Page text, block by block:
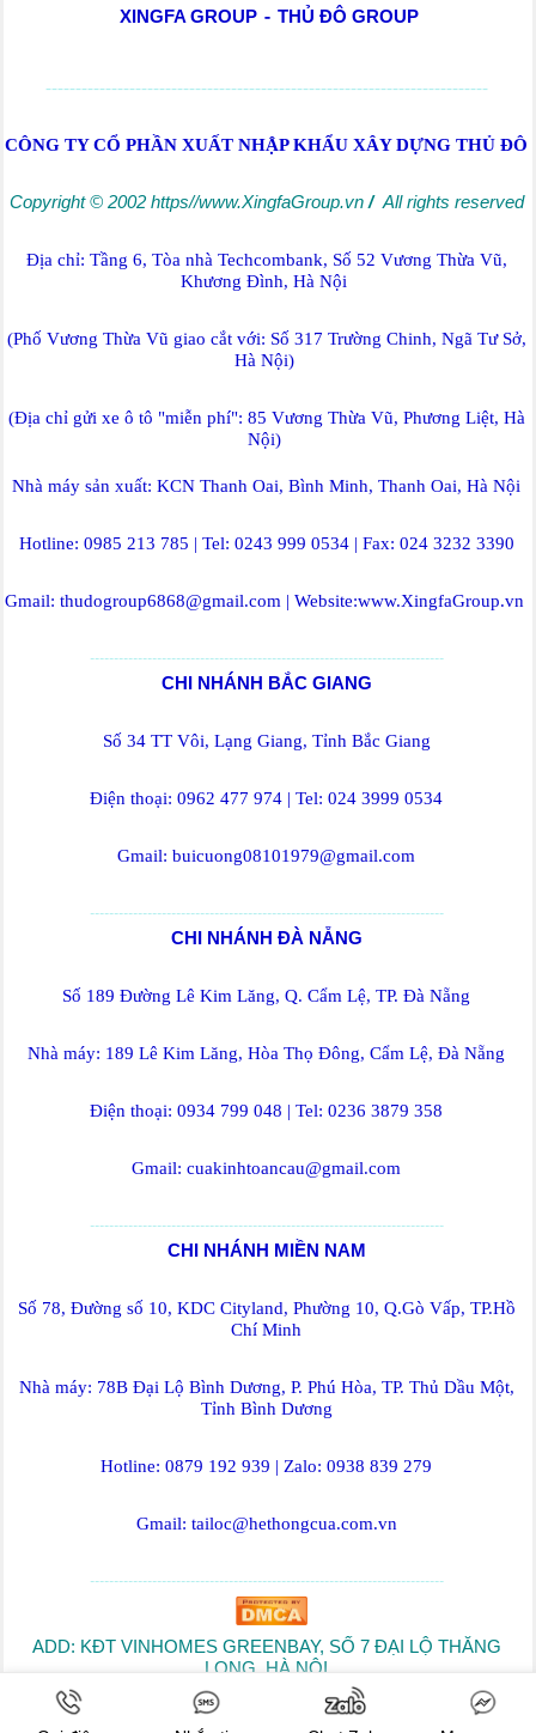
XINGFA GROUP - THỦ ĐÔ GROUP
--------------------------------------------------------------------------
CÔNG TY CỔ PHẦN XUẤT NHẬP KHẨU XÂY DỰNG THỦ ĐÔ
Copyright © 2002 https//www.XingfaGroup.vn / All rights reserved
Địa chỉ: Tầng 6, Tòa nhà Techcombank, Số 52 Vương Thừa Vũ,
Khương Đình, Hà Nội
(Phố Vương Thừa Vũ giao cắt với: Số 317 Trường Chinh, Ngã Tư Sở,
Hà Nội)
(Địa chỉ gửi xe ô tô "miễn phí": 85 Vương Thừa Vũ, Phương Liệt, Hà
Nội)
Nhà máy sản xuất: KCN Thanh Oai, Bình Minh, Thanh Oai, Hà Nội
Hotline: 0985 213 785 | Tel: 0243 999 0534 | Fax: 024 3232 3390
Gmail: thudogroup6868@gmail.com | Website:www.XingfaGroup.vn
--------------------------------------------------------------------------
CHI NHÁNH BẮC GIANG
Số 34 TT Vôi, Lạng Giang, Tỉnh Bắc Giang
Điện thoại: 0962 477 974 | Tel: 024 3999 0534
Gmail: buicuong08101979@gmail.com
--------------------------------------------------------------------------
CHI NHÁNH ĐÀ NẴNG
Số 189 Đường Lê Kim Lăng, Q. Cẩm Lệ, TP. Đà Nẵng
Nhà máy: 189 Lê Kim Lăng, Hòa Thọ Đông, Cẩm Lệ, Đà Nẵng
Điện thoại: 0934 799 048 | Tel: 0236 3879 358
Gmail: cuakinhtoancau@gmail.com
--------------------------------------------------------------------------
CHI NHÁNH MIỀN NAM
Số 78, Đường số 10, KDC Cityland, Phường 10, Q.Gò Vấp, TP.Hồ
Chí Minh
Nhà máy: 78B Đại Lộ Bình Dương, P. Phú Hòa, TP. Thủ Dầu Một,
Tỉnh Bình Dương
Hotline: 0879 192 939 | Zalo: 0938 839 279
Gmail: tailoc@hethongcua.com.vn
--------------------------------------------------------------------------
ADD: KĐT VINHOMES GREENBAY, SỐ 7 ĐẠI LỘ THĂNG
LONG, HÀ NỘI
--------------------------------------------------------------------------